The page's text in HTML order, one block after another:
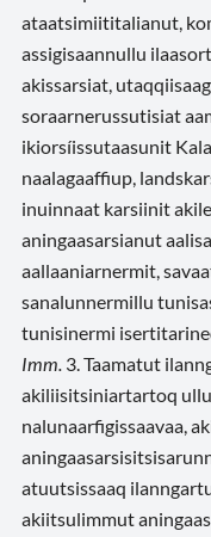
ataatsimiititalianut,
assigisaannullu
akissarsiat,
soraarnerussutisiat
ikiorsíissutaasunit
naalagaaffiup,
inuinnaat karsiinit
aningaasarsianut
aallaaniarnermit,
sanalunnermillu
tunisinermi
Imm. 3. Taamatut
akiliisitsiniartartoq
nalunaarfigissaavaa,
atuutsissaaq
akiitsulimmut